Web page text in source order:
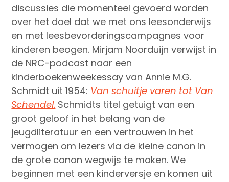
discussies die momenteel gevoerd worden
over het doel dat we met ons leesonderwijs
en met leesbevorderingscampagnes voor
kinderen beogen. Mirjam Noorduijn verwijst in
de NRC-podcast naar een
kinderboekenweekessay van Annie M.G.
Schmidt uit 1954: Van schuitje varen tot Van
Schendel. Schmidts titel getuigt van een
groot geloof in het belang van de
jeugdliteratuur en een vertrouwen in het
vermogen om lezers via de kleine canon in
de grote canon wegwijs te maken. We
beginnen met een kinderversje en komen uit